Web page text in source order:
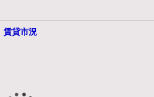
賃貸市況